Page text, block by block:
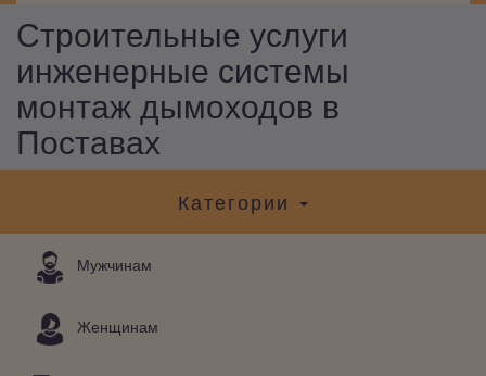
Строительные услуги
инженерные системы
монтаж дымоходов в
Поставах
Категории
Мужчинам
Женщинам